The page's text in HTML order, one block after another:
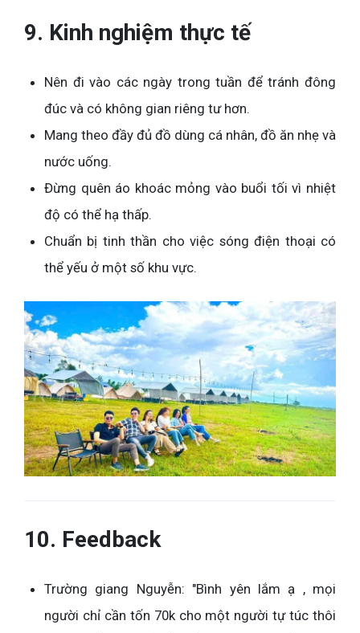
9. Kinh nghiệm thực tế
Nên đi vào các ngày trong tuần để tránh đông
đúc và có không gian riêng tư hơn.
Mang theo đầy đủ đồ dùng cá nhân, đồ ăn nhẹ và
nước uống.
Đừng quên áo khoác mỏng vào buổi tối vì nhiệt
độ có thể hạ thấp.
Chuẩn bị tinh thần cho việc sóng điện thoại có
thể yếu ở một số khu vực.
10. Feedback
Trường giang Nguyễn: "Bình yên lắm ạ , mọi
người chỉ cần tốn 70k cho một người tự túc thôi